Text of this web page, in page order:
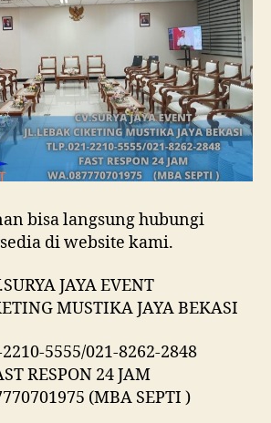
bisa langsung hubungi
di website kami.
JAYA EVENT
MUSTIKA JAYA BEKASI
5555/021-8262-2848
RESPON 24 JAM
(MBA SEPTI )